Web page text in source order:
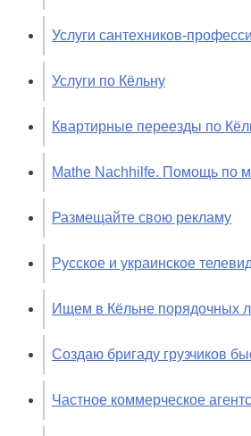
Услуги сантехников-
Услуги по Кёльну
Квартирные переезды по
Mathe Nachhilfe. Помощь по
Размещайте свою рекламу
Русское и украинское
Ищем в Кёльне порядочных
Создаю бригаду грузчиков
Частное коммерческое